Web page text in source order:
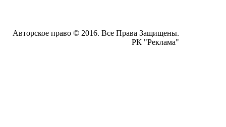
Авторское право © 2016. Все Права Защищены.
РК "Реклама"